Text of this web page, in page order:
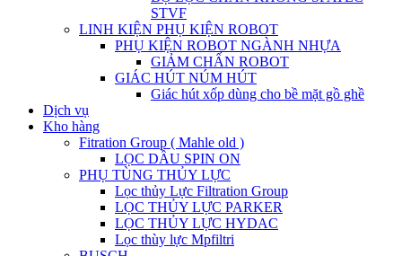
STVF
LINH KIỆN PHỤ KIỆN ROBOT
PHỤ KIỆN ROBOT NGÀNH NHỰA
GIẢM CHẤN ROBOT
GIÁC HÚT NÚM HÚT
Giác hút xốp dùng cho bề mặt gồ ghề
Dịch vụ
Kho hàng
Fitration Group ( Mahle old )
LỌC DẦU SPIN ON
PHỤ TÙNG THỦY LỰC
Lọc thủy Lực Filtration Group
LỌC THỦY LỰC PARKER
LỌC THỦY LỰC HYDAC
Lọc thùy lực Mpfiltri